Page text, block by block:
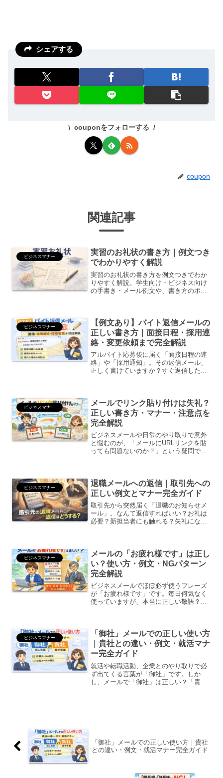
シェアする
couponをフォローする
coupon
関連記事
ビジネスマナー
実習のお礼状の書き方｜例文つき
でわかりやすく解説
実習のお礼状の書き方を例文つきでわか
りやすく解説。学生向け・ビジネス向け
の手書き・メール例文や、書き方のポイ
ビジネスマナー
【例文あり】バイト返信メールの
正しい書き方｜面接日程・採用連
絡・変更依頼まで完全解説
アルバイト応募後に届く「面接日程の連
絡」や「採用通知」。その返信メール、
正しく書けていますか？すぐ返信した方
信の正しい書き方を...
ビジネスマナー
メールでリンク貼り付けは失礼？
正しい書き方・マナー・注意点を
完全解説
ビジネスメールや日常のやり取りで意外
と悩むのが、「メールにURLリンクを貼
っても問題ないのか？」という疑問で
クを貼り付ける際の正し...
ビジネスマナー
退職メールへの返信｜取引先への
正しい例文とマナー完全ガイド
取引先から突然届く「退職のお知らせメ
ール」。なんて返信すればいい？お礼は
必要？新担当者にも触れる？失礼になら
✔ 取引先向け例文（そ...
ビジネスマナー
メールの「お疲れ様です」は正し
い？使い方・例文・NGパターン
完全解説
ビジネスメールでほぼ必ず使うフレーズ
が「お疲れ様です」です。毎日何気なく
使っていますが、本当に正しい敬語？社
なければ問題なし。むしろ必...
ビジネスマナー
「御社」メールでの正しい使い方
｜貴社との違い・例文・就活マナ
ー完全ガイド
就活や転職活動、企業とのやり取りで必
ず出てくる言葉が「御社」です。しか
し、メールで「御社」は正しい？「貴
「御社」メールでの正しい使い方｜貴社
との違い・例文・就活マナー完全ガイド